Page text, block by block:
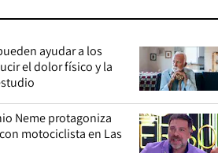
ayudar a los
el dolor físico y la
Neme protagoniza
motociclista en Las